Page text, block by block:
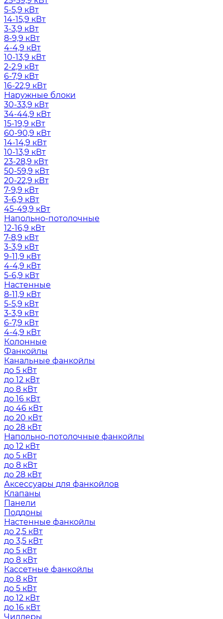
5-5,9 кВт
14-15,9 кВт
3-3,9 кВт
8-9,9 кВт
4-4,9 кВт
10-13,9 кВт
2-2,9 кВт
6-7,9 кВт
16-22,9 кВт
Наружные блоки
30-33,9 кВт
34-44,9 кВт
15-19,9 кВт
60-90,9 кВт
14-14,9 кВт
10-13,9 кВт
23-28,9 кВт
50-59,9 кВт
20-22,9 кВт
7-9,9 кВт
3-6,9 кВт
45-49,9 кВт
Напольно-потолочные
12-16,9 кВт
7-8,9 кВт
3-3,9 кВт
9-11,9 кВт
4-4,9 кВт
5-6,9 кВт
Настенные
8-11,9 кВт
5-5,9 кВт
3-3,9 кВт
6-7,9 кВт
4-4,9 кВт
Колонные
Фанкойлы
Канальные фанкойлы
до 5 кВт
до 12 кВт
до 8 кВт
до 16 кВт
до 46 кВт
до 20 кВт
до 28 кВт
Напольно-потолочные фанкойлы
до 12 кВт
до 5 кВт
до 8 кВт
до 28 кВт
Аксессуары для фанкойлов
Клапаны
Панели
Поддоны
Настенные фанкойлы
до 2,5 кВт
до 3,5 кВт
до 5 кВт
до 8 кВт
Кассетные фанкойлы
до 8 кВт
до 5 кВт
до 12 кВт
до 16 кВт
Чиллеры